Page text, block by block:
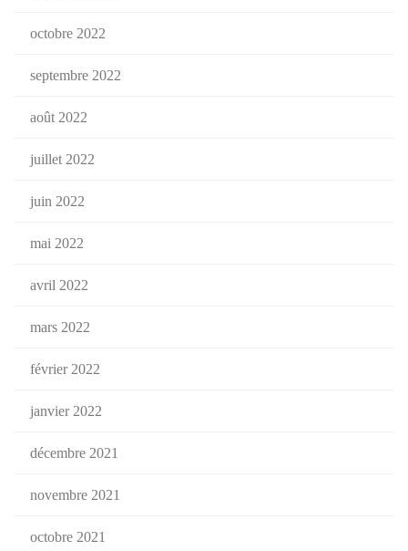
octobre 2022
septembre 2022
août 2022
juillet 2022
juin 2022
mai 2022
avril 2022
mars 2022
février 2022
janvier 2022
décembre 2021
novembre 2021
octobre 2021